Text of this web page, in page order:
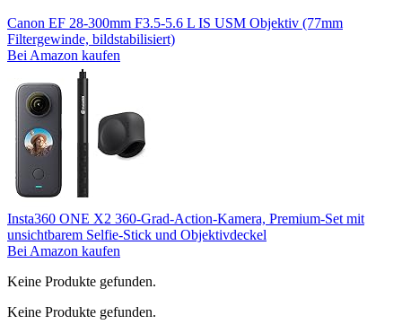
Canon EF 28-300mm F3.5-5.6 L IS USM Objektiv (77mm
Filtergewinde, bildstabilisiert)
Bei Amazon kaufen
Insta360 ONE X2 360-Grad-Action-Kamera, Premium-Set mit
unsichtbarem Selfie-Stick und Objektivdeckel
Bei Amazon kaufen
Keine Produkte gefunden.
Keine Produkte gefunden.